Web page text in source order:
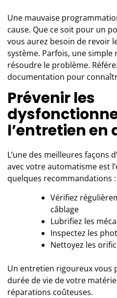
Une mauvaise
cause. Que ce soit pour un
vous aurez besoin de revoir
système. Parfois, une simple
résoudre le problème.
documentation pour
Prévenir les
l’entretien en
L’une des meilleures façons
avec votre automatisme est
quelques recommandations :
Vérifiez
câblage
Lubrifiez les
Inspectez les
Nettoyez les
Un entretien rigoureux vous
durée de vie de votre
réparations coûteuses.